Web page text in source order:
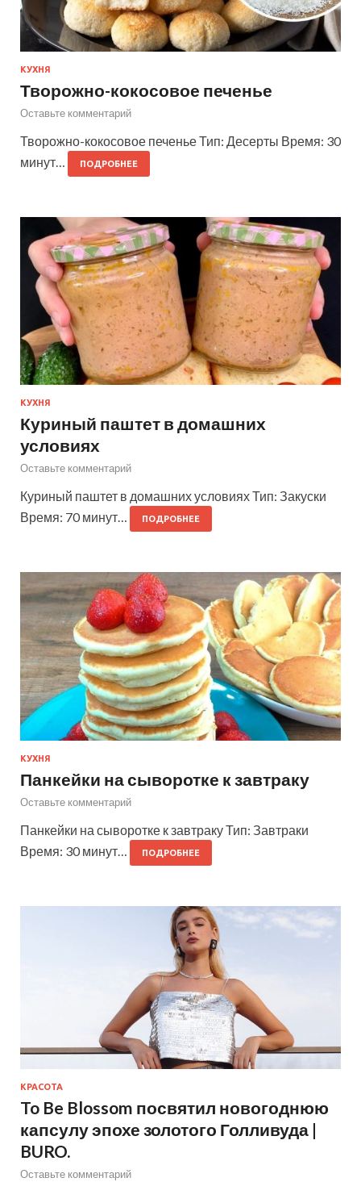
КУХНЯ
Творожно-кокосовое печенье
Оставьте комментарий
Творожно-кокосовое печенье Тип: Десерты Время: 30
минут…
ПОДРОБНЕЕ
КУХНЯ
Куриный паштет в домашних
условиях
Оставьте комментарий
Куриный паштет в домашних условиях Тип: Закуски
Время: 70 минут…
ПОДРОБНЕЕ
КУХНЯ
Панкейки на сыворотке к завтраку
Оставьте комментарий
Панкейки на сыворотке к завтраку Тип: Завтраки
Время: 30 минут…
ПОДРОБНЕЕ
КРАСОТА
To Be Blossom посвятил новогоднюю
капсулу эпохе золотого Голливуда |
BURO.
Оставьте комментарий